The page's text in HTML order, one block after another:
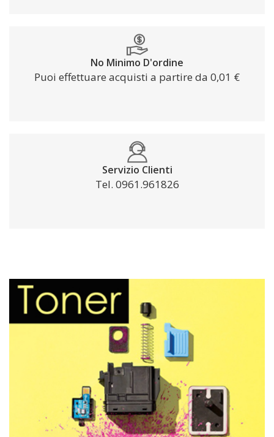
No Minimo D'ordine
Puoi effettuare acquisti a partire da 0,01 €
Servizio Clienti
Tel. 0961.961826